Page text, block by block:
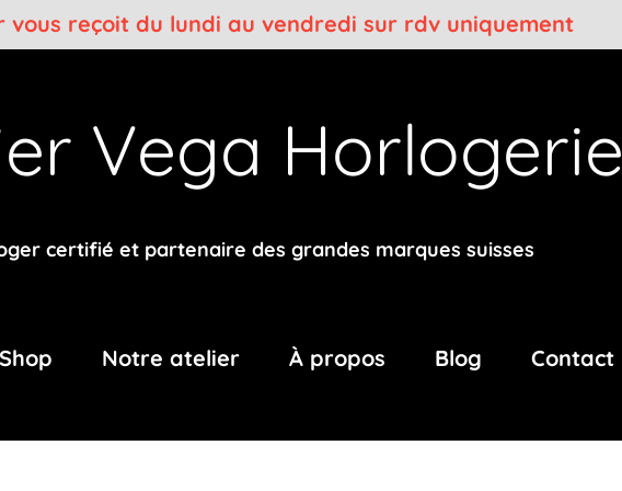
vous reçoit du lundi au vendredi sur rdv uniquement
Vega Horlogerie
certifié et partenaire des grandes marques suisses
Shop Notre atelier À propos Blog Contact